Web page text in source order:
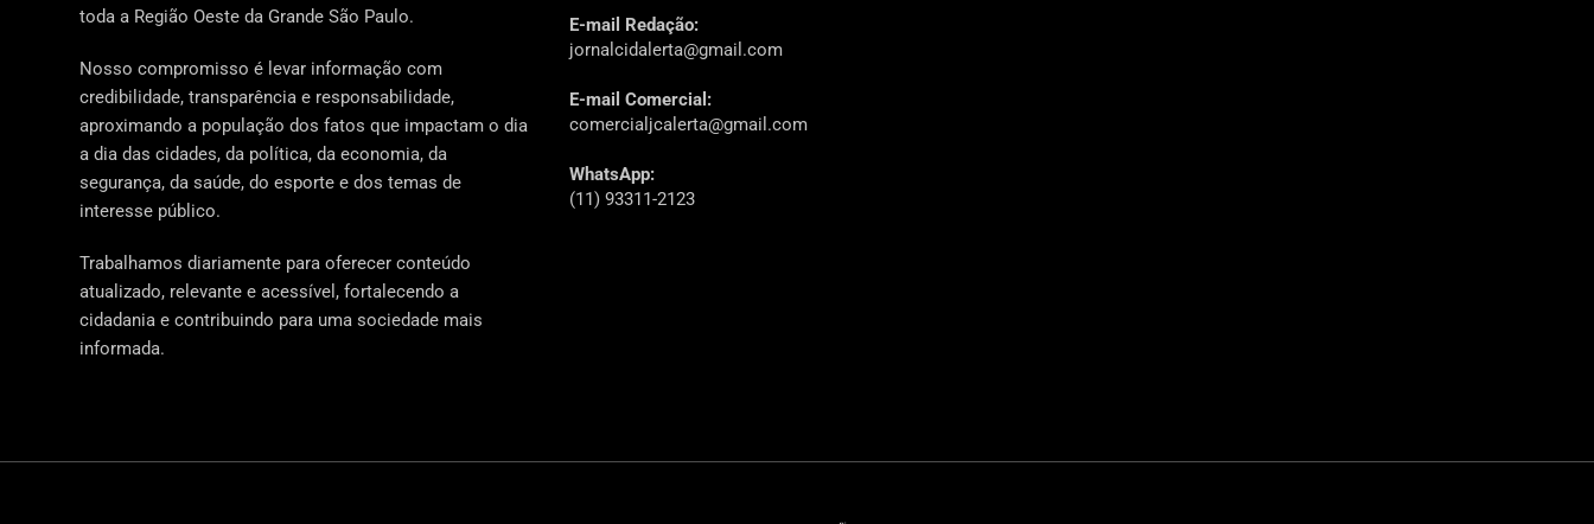
toda a Região Oeste da Grande São Paulo.
Nosso compromisso é levar informação com
credibilidade, transparência e responsabilidade,
aproximando a população dos fatos que impactam o dia
a dia das cidades, da política, da economia, da
segurança, da saúde, do esporte e dos temas de
interesse público.
Trabalhamos diariamente para oferecer conteúdo
atualizado, relevante e acessível, fortalecendo a
cidadania e contribuindo para uma sociedade mais
informada.
E-mail Redação:
jornalcidalerta@gmail.com
E-mail Comercial:
comercialjcalerta@gmail.com
WhatsApp:
(11) 93311-2123